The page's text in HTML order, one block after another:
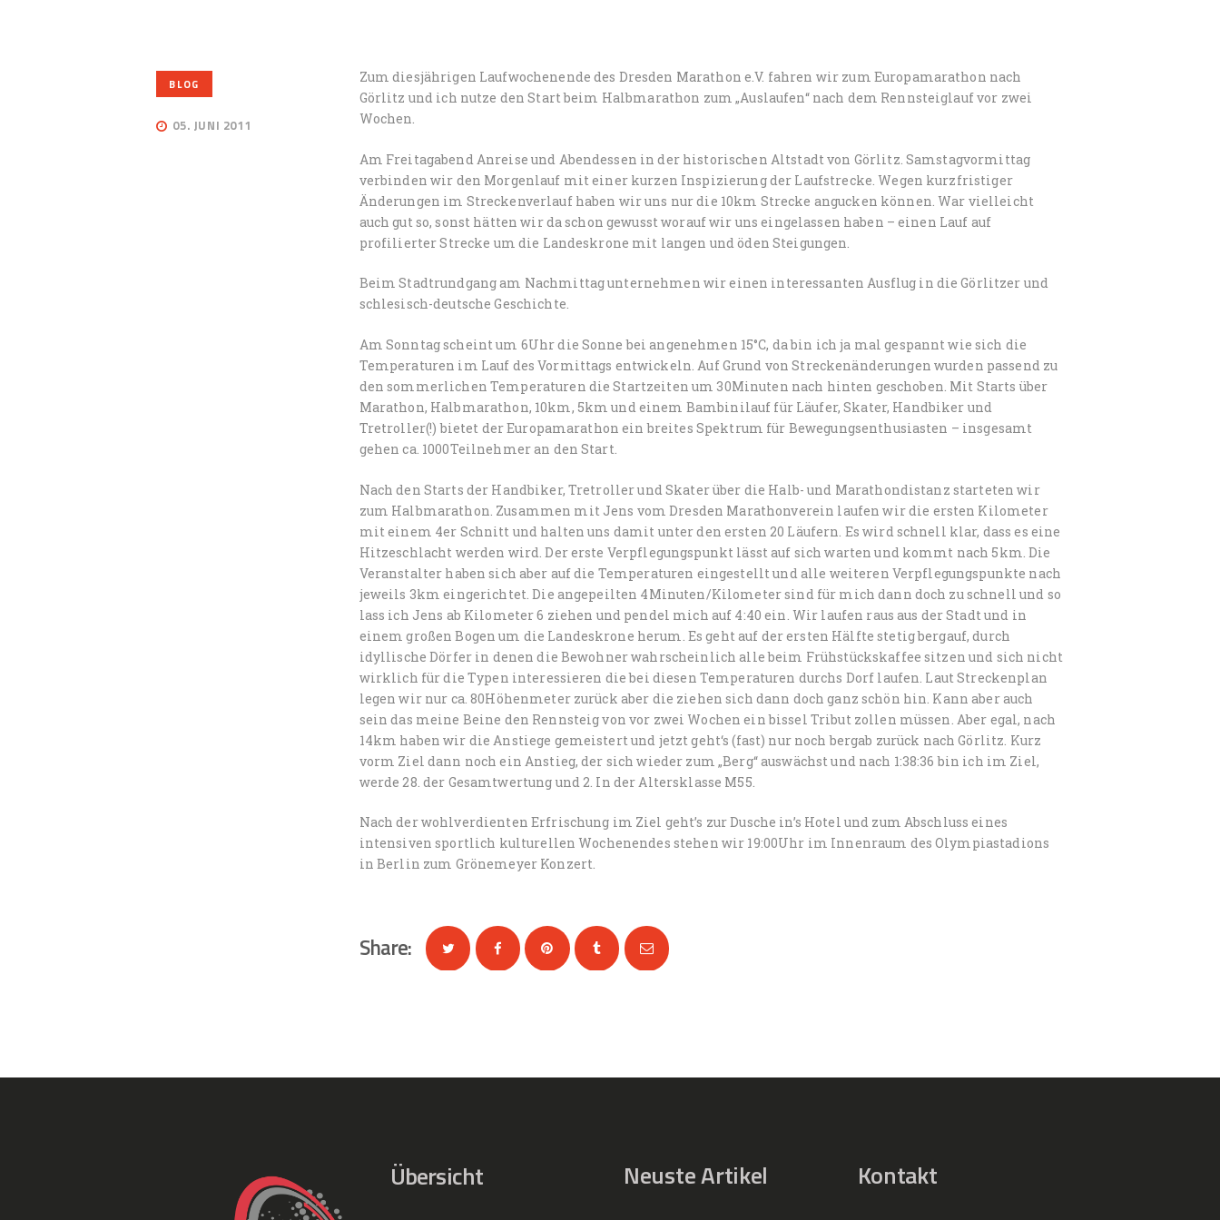
BLOG
05. JUNI 2011
Zum diesjährigen Laufwochenende des Dresden Marathon e.V. fahren wir zum Europamarathon nach
Görlitz und ich nutze den Start beim Halbmarathon zum „Auslaufen“ nach dem Rennsteiglauf vor zwei
Wochen.
Am Freitagabend Anreise und Abendessen in der historischen Altstadt von Görlitz. Samstagvormittag
verbinden wir den Morgenlauf mit einer kurzen Inspizierung der Laufstrecke. Wegen kurzfristiger
Änderungen im Streckenverlauf haben wir uns nur die 10km Strecke angucken können. War vielleicht
auch gut so, sonst hätten wir da schon gewusst worauf wir uns eingelassen haben – einen Lauf auf
profilierter Strecke um die Landeskrone mit langen und öden Steigungen.
Beim Stadtrundgang am Nachmittag unternehmen wir einen interessanten Ausflug in die Görlitzer und
schlesisch-deutsche Geschichte.
Am Sonntag scheint um 6Uhr die Sonne bei angenehmen 15°C, da bin ich ja mal gespannt wie sich die
Temperaturen im Lauf des Vormittags entwickeln. Auf Grund von Streckenänderungen wurden passend zu
den sommerlichen Temperaturen die Startzeiten um 30Minuten nach hinten geschoben. Mit Starts über
Marathon, Halbmarathon, 10km, 5km und einem Bambinilauf für Läufer, Skater, Handbiker und
Tretroller(!) bietet der Europamarathon ein breites Spektrum für Bewegungsenthusiasten – insgesamt
gehen ca. 1000Teilnehmer an den Start.
Nach den Starts der Handbiker, Tretroller und Skater über die Halb- und Marathondistanz starteten wir
zum Halbmarathon. Zusammen mit Jens vom Dresden Marathonverein laufen wir die ersten Kilometer
mit einem 4er Schnitt und halten uns damit unter den ersten 20 Läufern. Es wird schnell klar, dass es eine
Hitzeschlacht werden wird. Der erste Verpflegungspunkt lässt auf sich warten und kommt nach 5km. Die
Veranstalter haben sich aber auf die Temperaturen eingestellt und alle weiteren Verpflegungspunkte nach
jeweils 3km eingerichtet. Die angepeilten 4Minuten/Kilometer sind für mich dann doch zu schnell und so
lass ich Jens ab Kilometer 6 ziehen und pendel mich auf 4:40 ein. Wir laufen raus aus der Stadt und in
einem großen Bogen um die Landeskrone herum. Es geht auf der ersten Hälfte stetig bergauf, durch
idyllische Dörfer in denen die Bewohner wahrscheinlich alle beim Frühstückskaffee sitzen und sich nicht
wirklich für die Typen interessieren die bei diesen Temperaturen durchs Dorf laufen. Laut Streckenplan
legen wir nur ca. 80Höhenmeter zurück aber die ziehen sich dann doch ganz schön hin. Kann aber auch
sein das meine Beine den Rennsteig von vor zwei Wochen ein bissel Tribut zollen müssen. Aber egal, nach
14km haben wir die Anstiege gemeistert und jetzt geht‘s (fast) nur noch bergab zurück nach Görlitz. Kurz
vorm Ziel dann noch ein Anstieg, der sich wieder zum „Berg“ auswächst und nach 1:38:36 bin ich im Ziel,
werde 28. der Gesamtwertung und 2. In der Altersklasse M55.
Nach der wohlverdienten Erfrischung im Ziel geht’s zur Dusche in’s Hotel und zum Abschluss eines
intensiven sportlich kulturellen Wochenendes stehen wir 19:00Uhr im Innenraum des Olympiastadions
in Berlin zum Grönemeyer Konzert.
Share:
Übersicht Neuste Artikel Kontakt